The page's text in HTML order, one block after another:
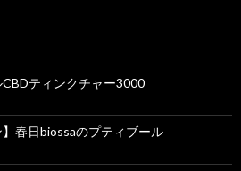
ティンクチャー3000
】春日biossaのプティブール